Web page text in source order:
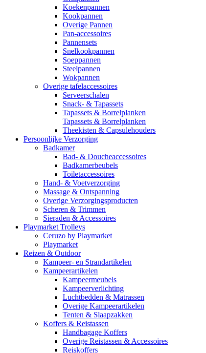
Koekenpannen
Kookpannen
Overige Pannen
Pan-accessoires
Pannensets
Snelkookpannen
Soeppannen
Steelpannen
Wokpannen
Overige tafelaccessoires
Serveerschalen
Snack- & Tapassets
Tapassets & Borrelplanken
Tapassets & Borrelplanken
Theekisten & Capsulehouders
Persoonlijke Verzorging
Badkamer
Bad- & Doucheaccessoires
Badkamerbeubels
Toiletaccessoires
Hand- & Voetverzorging
Massage & Ontspanning
Overige Verzorgingsproducten
Scheren & Trimmen
Sieraden & Accessoires
Playmarket Trolleys
Ceruzo by Playmarket
Playmarket
Reizen & Outdoor
Kampeer- en Strandartikelen
Kampeerartikelen
Kampeermeubels
Kampeerverlichting
Luchtbedden & Matrassen
Overige Kampeerartikelen
Tenten & Slaapzakken
Koffers & Reistassen
Handbagage Koffers
Overige Reistassen & Accessoires
Reiskoffers